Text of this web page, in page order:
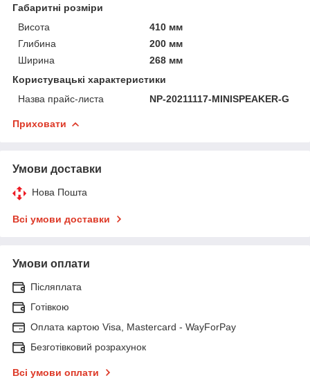
Габаритні розміри
Висота
410 мм
Глибина
200 мм
Ширина
268 мм
Користувацькі характеристики
Назва прайс-листа
NP-20211117-MINISPEAKER-G
Приховати
Умови доставки
Нова Пошта
Всі умови доставки
Умови оплати
Післяплата
Готівкою
Оплата картою Visa, Mastercard - WayForPay
Безготівковий розрахунок
Всі умови оплати